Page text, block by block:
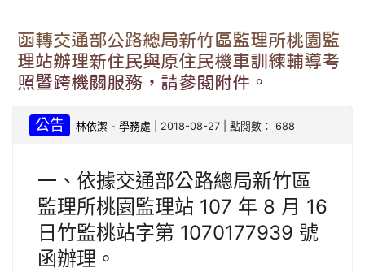
函轉交通部公路總局新竹區監理所桃園監
理站辦理新住民與原住民機車訓練輔導考
照暨跨機關服務，請參閱附件。
公告 林依潔 -學務處 | 2018-08-27 | 點閱數： 688
一、依據交通部公路總局新竹區
監理所桃園監理站 107 年 8 月 16
日竹監桃站字第 1070177939 號
函辦理。